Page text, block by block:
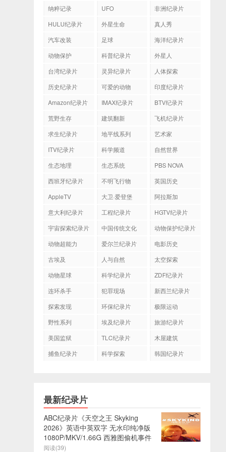
纳粹记录
UFO
非洲纪录片
HULU纪录片
外星生命
真人秀
汽车改装
足球
海洋纪录片
动物保护
科普纪录片
外星人
台湾纪录片
灵异纪录片
人体探索
历史纪录片
可爱的动物
印度纪录片
Amazon纪录片
IMAX纪录片
BTV纪录片
荒野生存
建筑翻新
飞机纪录片
求生纪录片
地平线系列
艺术家
ITV纪录片
科学频道
自然世界
生态地理
生态系统
PBS NOVA
西班牙纪录片
不明飞行物
英国历史
AppleTV
大卫·爱登堡
阿拉斯加
意大利纪录片
工程纪录片
HGTV纪录片
宇宙探索纪录片
中国传统文化
动物保护纪录片
动物超能力
爱尔兰纪录片
电影历史
古埃及
人与自然
太空探索
动物星球
科学纪录片
ZDF纪录片
连环杀手
犯罪现场
新西兰纪录片
探索发现
环保纪录片
极限运动
野性系列
埃及纪录片
旅游纪录片
美国监狱
TLC纪录片
木屋建筑
捕鱼纪录片
科学探索 韩国纪录片
最新纪录片
ABC纪录片《天空之王 Skyking
2026》英语中英双字 无水印纯净版
1080P/MKV/1.66G 西雅图偷机事件
阅读(39)